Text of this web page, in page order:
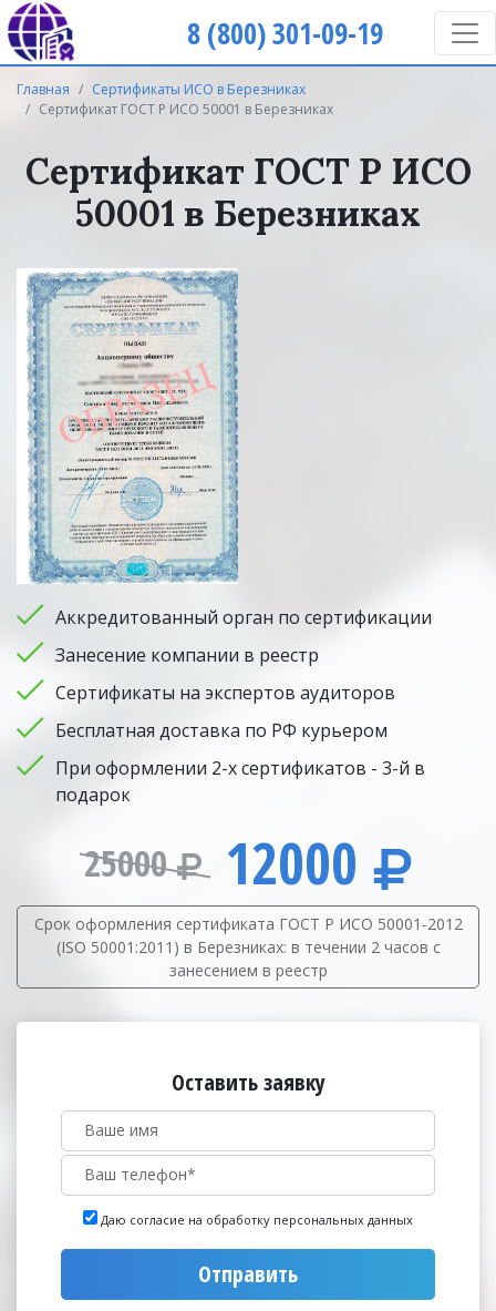
8 (800) 301-09-19
Главная
Сертификаты ИСО в Березниках
Сертификат ГОСТ Р ИСО 50001 в Березниках
Сертификат ГОСТ Р ИСО
50001 в Березниках
Аккредитованный орган по сертификации
Занесение компании в реестр
Сертификаты на экспертов аудиторов
Бесплатная доставка по РФ курьером
При оформлении 2-х сертификатов - 3-й в
подарок
25000 12000
Срок оформления сертификата ГОСТ Р ИСО 50001-2012
(ISO 50001:2011) в Березниках: в течении 2 часов с
занесением в реестр
Оставить заявку
Даю согласие на обработку персональных данных
Отправить